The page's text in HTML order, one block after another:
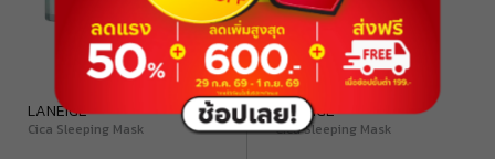
LANEIGE
Cica Sleeping Mask
LANEIGE
Cica Sleeping Mask